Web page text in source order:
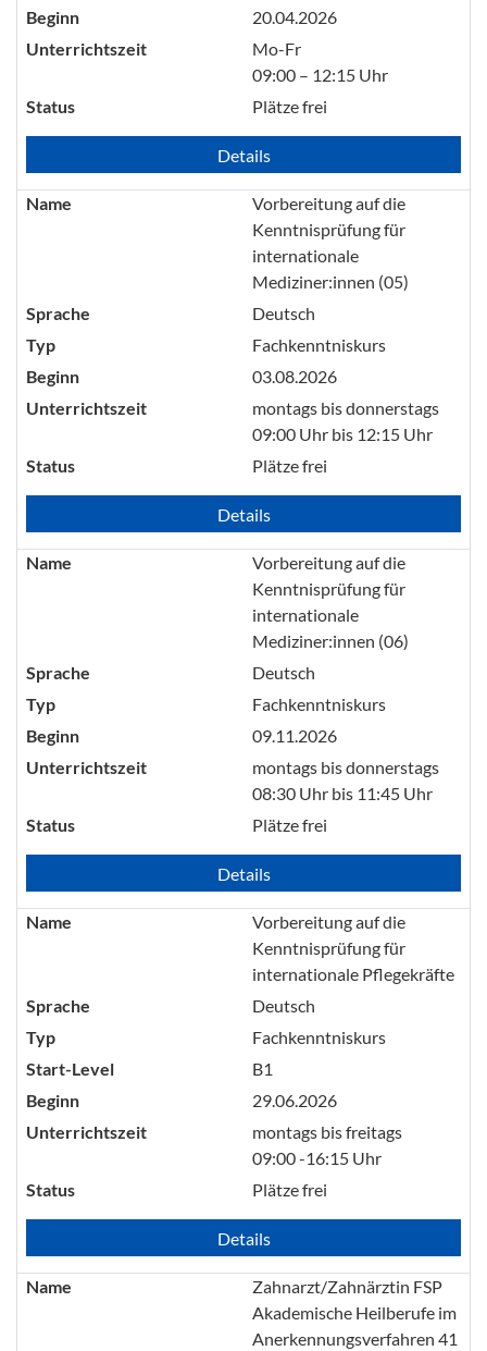
Beginn
20.04.2026
Unterrichtszeit
Mo-Fr
09:00 – 12:15 Uhr
Status
Plätze frei
Details
Name
Vorbereitung auf die
Kenntnisprüfung für
internationale
Mediziner:innen (05)
Sprache
Deutsch
Typ
Fachkenntniskurs
Beginn
03.08.2026
Unterrichtszeit
montags bis donnerstags
09:00 Uhr bis 12:15 Uhr
Status
Plätze frei
Details
Name
Vorbereitung auf die
Kenntnisprüfung für
internationale
Mediziner:innen (06)
Sprache
Deutsch
Typ
Fachkenntniskurs
Beginn
09.11.2026
Unterrichtszeit
montags bis donnerstags
08:30 Uhr bis 11:45 Uhr
Status
Plätze frei
Details
Name
Vorbereitung auf die
Kenntnisprüfung für
internationale Pflegekräfte
Sprache
Deutsch
Typ
Fachkenntniskurs
Start-Level
B1
Beginn
29.06.2026
Unterrichtszeit
montags bis freitags
09:00 -16:15 Uhr
Status
Plätze frei
Details
Name
Zahnarzt/Zahnärztin FSP
Akademische Heilberufe im
Anerkennungsverfahren 41